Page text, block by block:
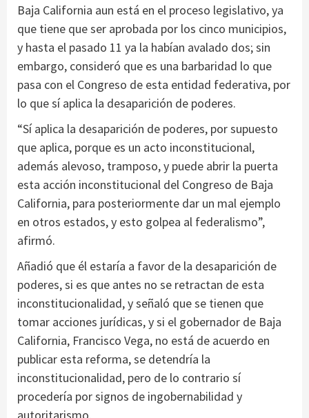
Baja California aun está en el proceso legislativo, ya
que tiene que ser aprobada por los cinco municipios,
y hasta el pasado 11 ya la habían avalado dos; sin
embargo, consideró que es una barbaridad lo que
pasa con el Congreso de esta entidad federativa, por
lo que sí aplica la desaparición de poderes.
“Sí aplica la desaparición de poderes, por supuesto
que aplica, porque es un acto inconstitucional,
además alevoso, tramposo, y puede abrir la puerta
esta acción inconstitucional del Congreso de Baja
California, para posteriormente dar un mal ejemplo
en otros estados, y esto golpea al federalismo”,
afirmó.
Añadió que él estaría a favor de la desaparición de
poderes, si es que antes no se retractan de esta
inconstitucionalidad, y señaló que se tienen que
tomar acciones jurídicas, y si el gobernador de Baja
California, Francisco Vega, no está de acuerdo en
publicar esta reforma, se detendría la
inconstitucionalidad, pero de lo contrario sí
procedería por signos de ingobernabilidad y